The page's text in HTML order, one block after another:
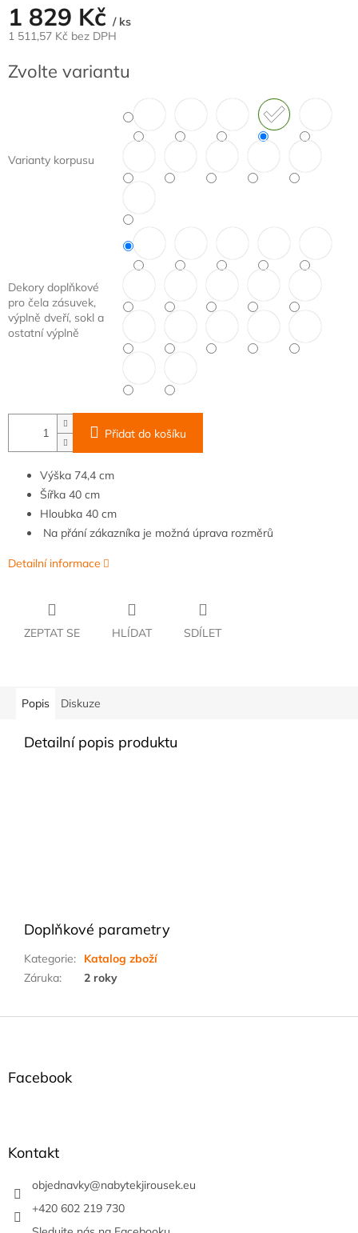
1 829 Kč / ks
1 511,57 Kč bez DPH
cena:
Zvolte variantu
Varianty korpusu
Dekory doplňkové
pro čela zásuvek,
výplně dveří, sokl a
ostatní výplně
Přidat do košíku
Výška 74,4 cm
Šířka 40 cm
Hloubka 40 cm
Na přání zákazníka je možná úprava rozměrů
Detailní informace
ZEPTAT SE HLÍDAT SDÍLET
Popis Diskuze
Detailní popis produktu
Doplňkové parametry
Kategorie:
Katalog zboží
Záruka: 2 roky
Z
Facebook
Kontakt
objednavky@nabytekjirousek.eu
+420 602 219 730